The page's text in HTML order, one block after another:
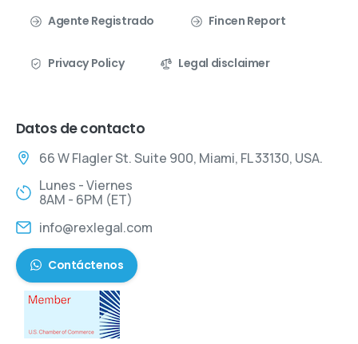
Agente Registrado Fincen Report
Privacy Policy Legal disclaimer
Datos de contacto
66 W Flagler St. Suite 900, Miami, FL 33130, USA.
Lunes - Viernes
8AM - 6PM (ET)
info@rexlegal.com
Contáctenos